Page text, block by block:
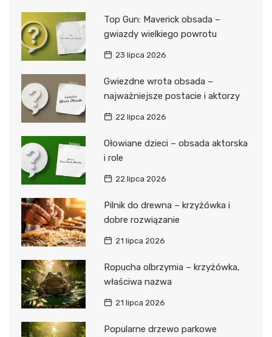
Top Gun: Maverick obsada –
gwiazdy wielkiego powrotu
23 lipca 2026
Gwiezdne wrota obsada –
najważniejsze postacie i aktorzy
22 lipca 2026
Ołowiane dzieci – obsada aktorska
i role
22 lipca 2026
Pilnik do drewna – krzyżówka i
dobre rozwiązanie
21 lipca 2026
Ropucha olbrzymia – krzyżówka,
właściwa nazwa
21 lipca 2026
Popularne drzewo parkowe